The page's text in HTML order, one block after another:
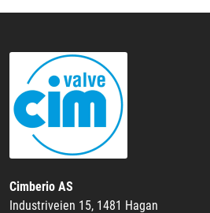
Cimberio AS
Industriveien 15, 1481 Hagan